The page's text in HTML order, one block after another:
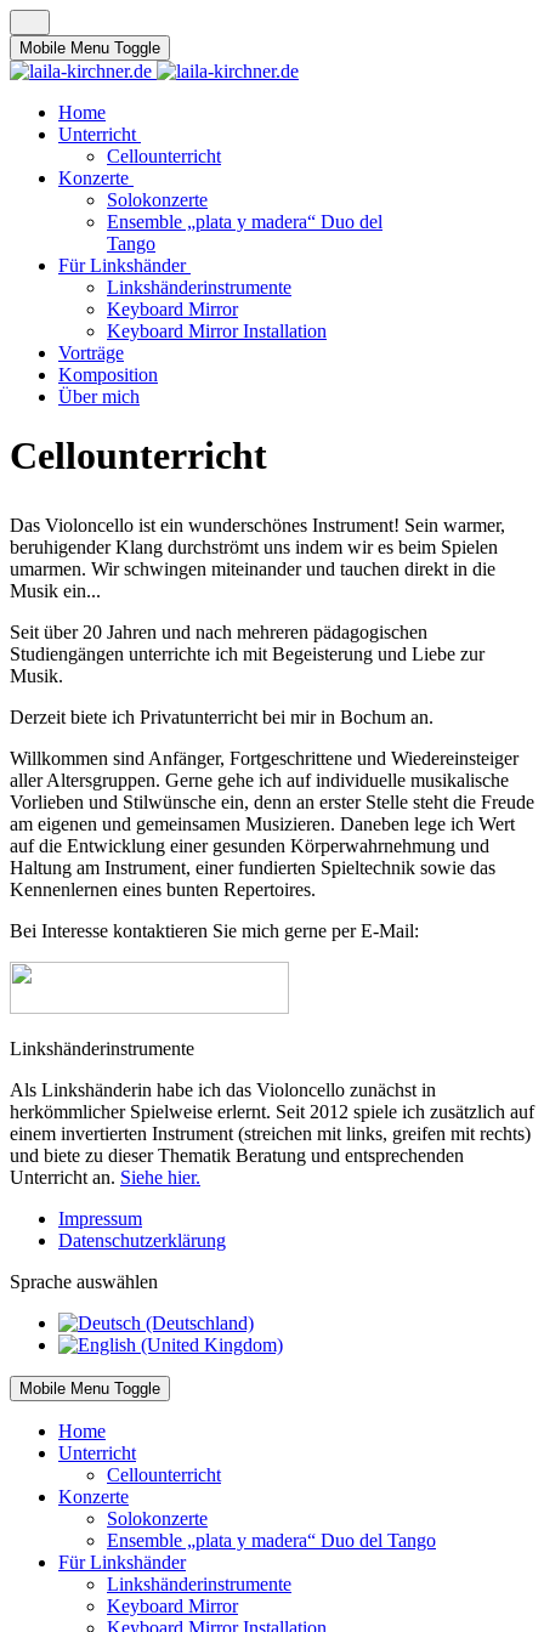
Mobile Menu Toggle
Home
Unterricht
Cellounterricht
Konzerte
Solokonzerte
Ensemble „plata y madera“ Duo del
Tango
Für Linkshänder
Linkshänderinstrumente
Keyboard Mirror
Keyboard Mirror Installation
Vorträge
Komposition
Über mich
Cellounterricht
Das Violoncello ist ein wunderschönes Instrument! Sein warmer,
beruhigender Klang durchströmt uns indem wir es beim Spielen
umarmen. Wir schwingen miteinander und tauchen direkt in die
Musik ein...
Seit über 20 Jahren und nach mehreren pädagogischen
Studiengängen unterrichte ich mit Begeisterung und Liebe zur
Musik.
Derzeit biete ich Privatunterricht bei mir in Bochum an.
Willkommen sind Anfänger, Fortgeschrittene und Wiedereinsteiger
aller Altersgruppen. Gerne gehe ich auf individuelle musikalische
Vorlieben und Stilwünsche ein, denn an erster Stelle steht die Freude
am eigenen und gemeinsamen Musizieren. Daneben lege ich Wert
auf die Entwicklung einer gesunden Körperwahrnehmung und
Haltung am Instrument, einer fundierten Spieltechnik sowie das
Kennenlernen eines bunten Repertoires.
Bei Interesse kontaktieren Sie mich gerne per E-Mail:
Linkshänderinstrumente
Als Linkshänderin habe ich das Violoncello zunächst in
herkömmlicher Spielweise erlernt. Seit 2012 spiele ich zusätzlich auf
einem invertierten Instrument (streichen mit links, greifen mit rechts)
und biete zu dieser Thematik Beratung und entsprechenden
Unterricht an. Siehe hier.
Impressum
Datenschutzerklärung
Sprache auswählen
Mobile Menu Toggle
Home
Unterricht
Cellounterricht
Konzerte
Solokonzerte
Ensemble „plata y madera“ Duo del Tango
Für Linkshänder
Linkshänderinstrumente
Keyboard Mirror